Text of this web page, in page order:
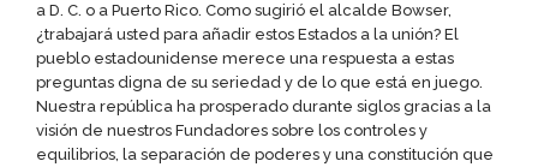
a D. C. o a Puerto Rico. Como sugirió el alcalde Bowser,
¿trabajará usted para añadir estos Estados a la unión? El
pueblo estadounidense merece una respuesta a estas
preguntas digna de su seriedad y de lo que está en juego.
Nuestra república ha prosperado durante siglos gracias a la
visión de nuestros Fundadores sobre los controles y
equilibrios, la separación de poderes y una constitución que